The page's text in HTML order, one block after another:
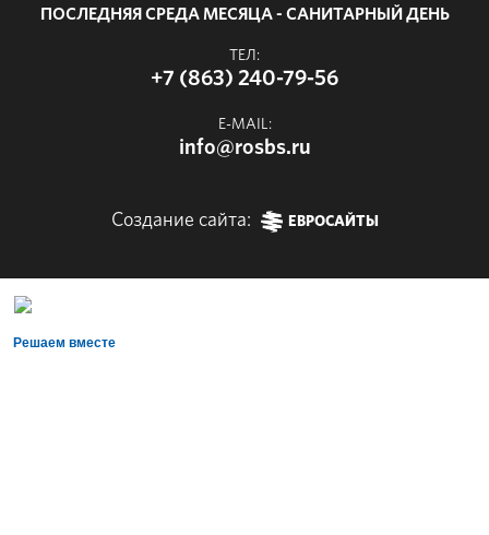
ПОСЛЕДНЯЯ СРЕДА МЕСЯЦА - САНИТАРНЫЙ ДЕНЬ
ТЕЛ:
+7 (863) 240-79-56
E-MAIL:
info@rosbs.ru
Создание сайта: ЕВРОСАЙТЫ
Решаем вместе